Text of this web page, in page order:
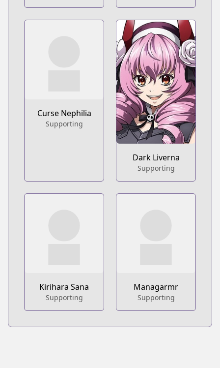
Curse Nephilia
Supporting
Dark Liverna
Supporting
Kirihara Sana
Supporting
Managarmr
Supporting